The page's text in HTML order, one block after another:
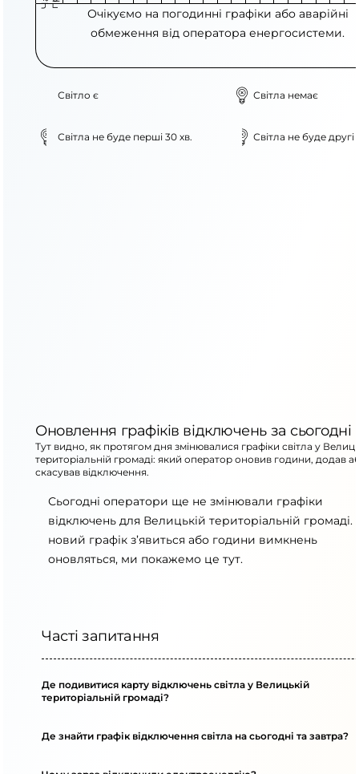
Очікуємо на погодинні графіки або аварійні
обмеження від оператора енергосистеми.
Світло є Світла немає
Світла не буде перші 30 хв. Світла не буде другі
Оновлення графіків відключень за сьогодні
Тут видно, як протягом дня змінювалися графіки світла у
територіальній громаді: який оператор оновив години, додав
скасував відключення.
Сьогодні оператори ще не змінювали графіки
відключень для Велицькій територіальній
новий графік з’явиться або години вимкнень
оновляться, ми покажемо це тут.
Часті запитання
Де подивитися карту відключень світла у Велицькій
територіальній громаді?
Де знайти графік відключення світла на сьогодні та завтра?